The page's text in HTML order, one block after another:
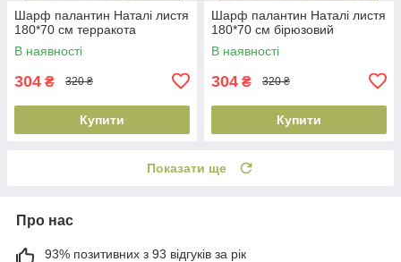
Шарф палантин Наталі листя
180*70 см терракота
В наявності
304 ₴ 320 ₴
Купити
Шарф палантин Наталі листя
180*70 см бірюзовий
В наявності
304 ₴ 320 ₴
Купити
Показати ще
Про нас
93% позитивних з 93 відгуків за рік